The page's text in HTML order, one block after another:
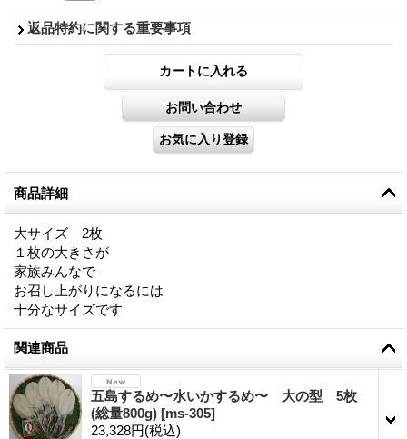
返品特約に関する重要事項
商品詳細
大サイズ 2枚
１枚の大きさが
家族みんなで
お召し上がりになるには
十分なサイズです
関連商品
五島するめ〜水いかするめ〜 大の型 5枚
(総量800g) [ms-305]
23,328円(税込)